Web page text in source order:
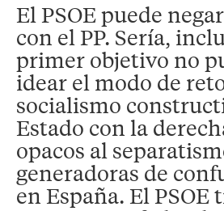
El PSOE puede
con el PP. Sería,
primer objetivo no
idear el modo de
socialismo
Estado con la
opacos al
generadoras de
en España. El